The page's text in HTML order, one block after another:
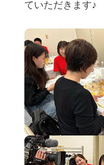
ていただきます♪